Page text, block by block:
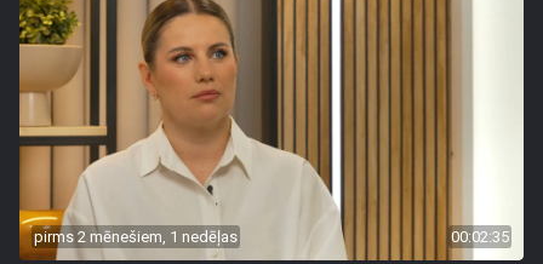
pirms 2 mēnešiem, 1 nedēļas 00:02:35